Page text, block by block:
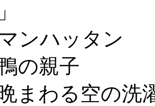
ンハッタン
の親子
まわる空の洗